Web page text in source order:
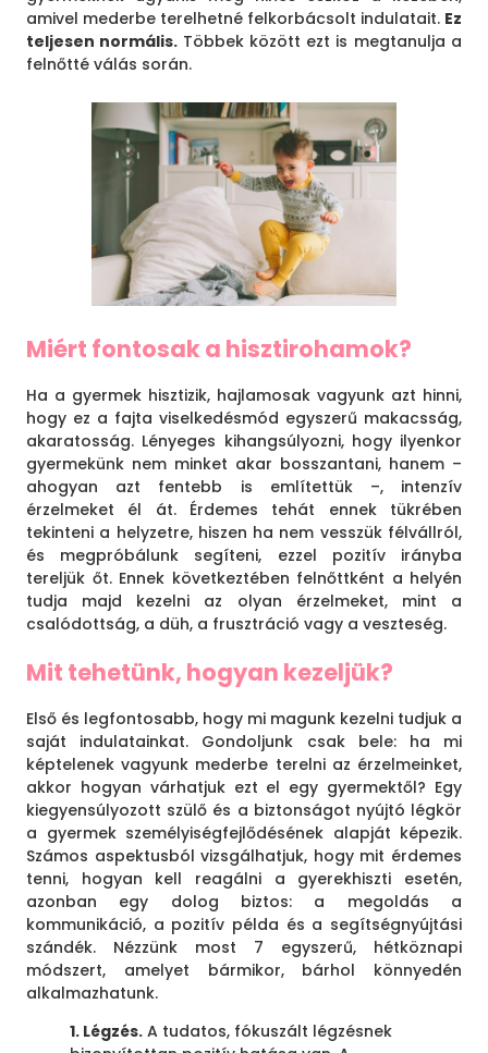
amivel mederbe terelhetné felkorbácsolt indulatait. Ez
teljesen normális. Többek között ezt is megtanulja a
felnőtté válás során.
Miért fontosak a hisztirohamok?
Ha a gyermek hisztizik, hajlamosak vagyunk azt hinni,
hogy ez a fajta viselkedésmód egyszerű makacsság,
akaratosság. Lényeges kihangsúlyozni, hogy ilyenkor
gyermekünk nem minket akar bosszantani, hanem –
ahogyan azt fentebb is említettük –, intenzív
érzelmeket él át. Érdemes tehát ennek tükrében
tekinteni a helyzetre, hiszen ha nem vesszük félvállról,
és megpróbálunk segíteni, ezzel pozitív irányba
tereljük őt. Ennek következtében felnőttként a helyén
tudja majd kezelni az olyan érzelmeket, mint a
csalódottság, a düh, a frusztráció vagy a veszteség.
Mit tehetünk, hogyan kezeljük?
Első és legfontosabb, hogy mi magunk kezelni tudjuk a
saját indulatainkat. Gondoljunk csak bele: ha mi
képtelenek vagyunk mederbe terelni az érzelmeinket,
akkor hogyan várhatjuk ezt el egy gyermektől? Egy
kiegyensúlyozott szülő és a biztonságot nyújtó légkör
a gyermek személyiségfejlődésének alapját képezik.
Számos aspektusból vizsgálhatjuk, hogy mit érdemes
tenni, hogyan kell reagálni a gyerekhiszti esetén,
azonban egy dolog biztos: a megoldás a
kommunikáció, a pozitív példa és a segítségnyújtási
szándék. Nézzünk most 7 egyszerű, hétköznapi
módszert, amelyet bármikor, bárhol könnyedén
alkalmazhatunk.
1. Légzés. A tudatos, fókuszált légzésnek